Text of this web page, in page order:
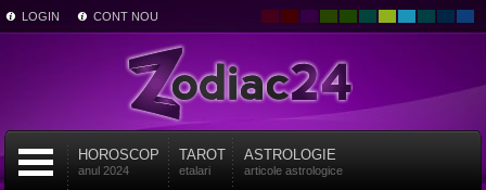
LOGIN CONT NOU
HOROSCOP
anul 2024
TAROT
etalari
ASTROLOGIE
articole astrologice